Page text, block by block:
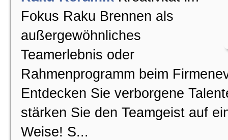
Fokus Raku Brennen als
außergewöhnliches
Teamerlebnis oder
Rahmenprogramm beim
Entdecken Sie verborgene
stärken Sie den Teamgeist auf
Weise! S...